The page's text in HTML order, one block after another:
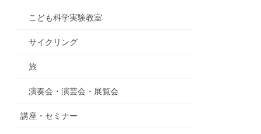
こども科学実験教室
サイクリング
旅
演奏会・演芸会・展覧会
講座・セミナー